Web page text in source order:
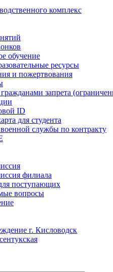
комплекс
обучение
ресурсы
и пожертвования
запрета
ID
для студента
службы по контракту
филиала
поступающих
вопросы
г. Кисловодск